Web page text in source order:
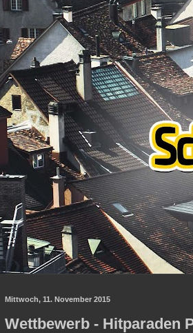
Mittwoch, 11. November 2015
Wettbewerb - Hitparaden